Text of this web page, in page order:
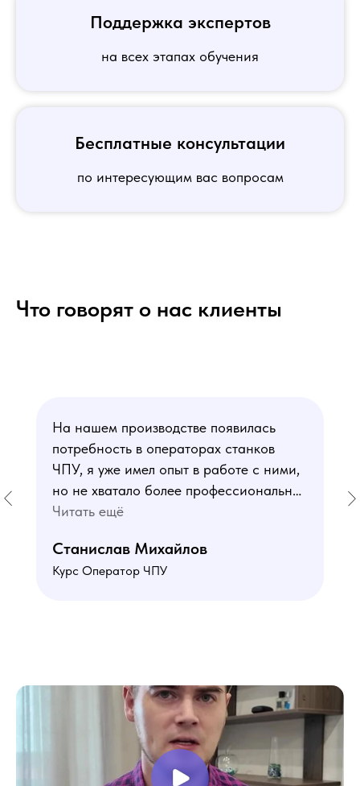
Поддержка экспертов
на всех этапах обучения
Бесплатные консультации
по интересующим вас вопросам
Что говорят о нас клиенты
На нашем производстве появилась
потребность в операторах станков
ЧПУ, я уже имел опыт в работе с ними,
но не хватало более профессиональных
знаний. В курсе мне понравился блок
и программированию - это как раз то,
чего мне не хватало. Преподаватели
доволен, в работе всё пригодилось!
Читать ещё
Станислав Михайлов
Курс Оператор ЧПУ